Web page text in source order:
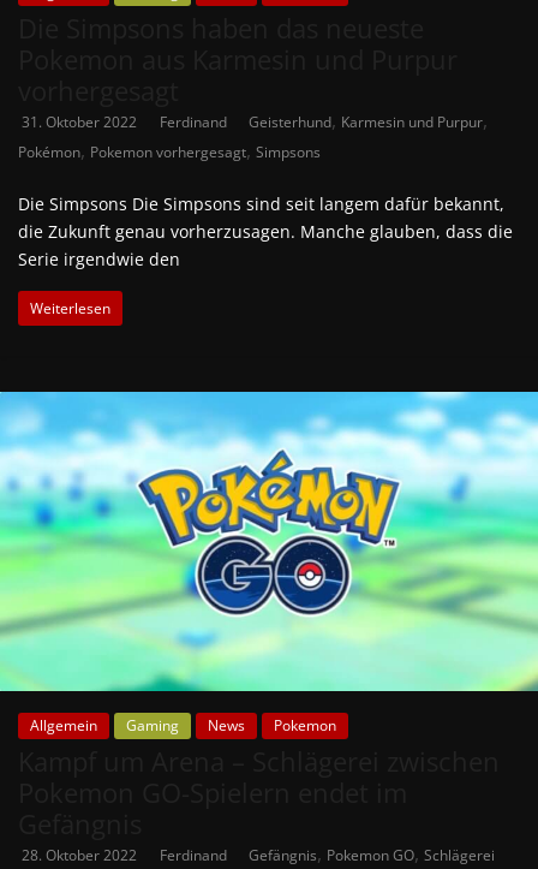
31. Oktober 2022 Ferdinand Geisterhund, Karmesin und Purpur,
Pokémon, Pokemon vorhergesagt, Simpsons
Die Simpsons Die Simpsons sind seit langem dafür bekannt,
die Zukunft genau vorherzusagen. Manche glauben, dass die
Serie irgendwie den
Weiterlesen
Allgemein Gaming News Pokemon
28. Oktober 2022 Ferdinand Gefängnis, Pokemon GO, Schlägerei